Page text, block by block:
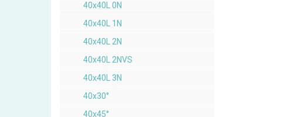
40x40L 0N
40x40L 1N
40x40L 2N
40x40L 2NVS
40x40L 3N
40x30°
40x45°